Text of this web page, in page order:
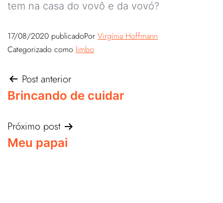
tem na casa do vovô e da vovó?
17/08/2020 publicadoPor Virgínia Hoffmann
Categorizado como limbo
Post anterior
Brincando de cuidar
Próximo post
Meu papai